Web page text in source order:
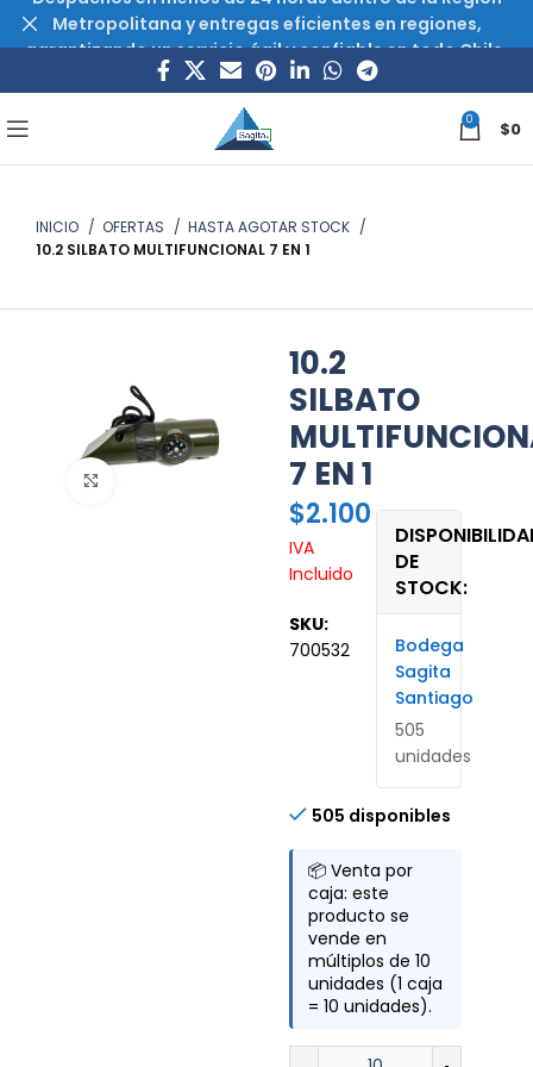
0 $0
INICIO OFERTAS
HASTA AGOTAR STOCK
10.2 SILBATO MULTIFUNCIONAL 7 EN 1
10.2
SILBATO
7 EN 1
$2.100
IVA
Incluido
SKU:
700532
DE
STOCK:
Bodega
Sagita
Santiago
505
unidades
505 disponibles
📦 Venta por
caja: este
producto se
vende en
múltiplos de 10
unidades (1 caja
= 10 unidades).
Metropolitana y entregas eficientes en regiones,
garantizando un servicio ágil y confiable en todo Chile.